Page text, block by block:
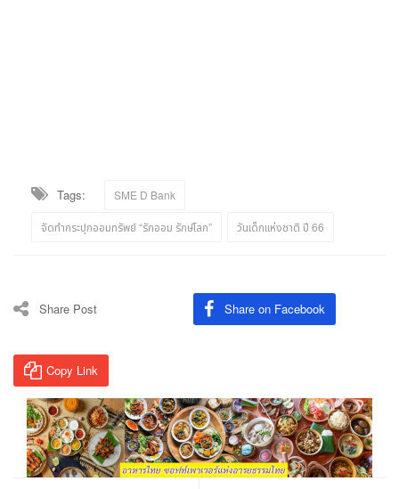
Tags: SME D Bank
จัดทำกระปุกออมทรัพย์ “รักออม รักษ์โลก” วันเด็กแห่งชาติ ปี 66
Share Post Share on Facebook
Copy Link